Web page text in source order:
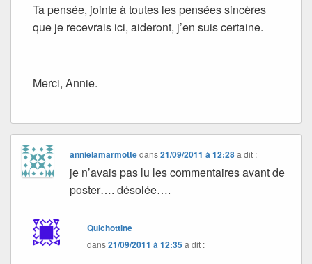
Ta pensée, jointe à toutes les pensées sincères
que je recevrais ici, aideront, j’en suis certaine.
Merci, Annie.
annielamarmottedans21/09/2011 à 12:28 a dit :
je n’avais pas lu les commentaires avant de
poster…. désolée….
Quichottine
dans21/09/2011 à 12:35a dit :